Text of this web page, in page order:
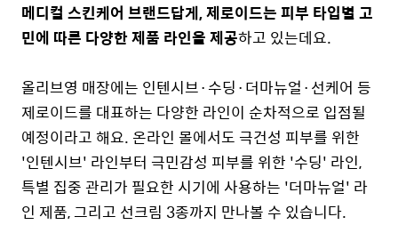
메디컬 스킨케어 브랜드답게,제로이드는 피부 타입별 고
민에 따른 다양한 제품 라인을 제공하고 있는데요.
올리브영 매장에는 인텐시브·수딩·더마뉴얼·선케어 등
제로이드를 대표하는 다양한 라인이 순차적으로 입점될
예정이라고 해요.온라인 몰에서도 극건성 피부를 위한
'인텐시브' 라인부터 극민감성 피부를 위한 '수딩' 라인,
특별 집중 관리가 필요한 시기에 사용하는 '더마뉴얼' 라
인 제품, 그리고 선크림 3종까지 만나볼 수 있습니다.